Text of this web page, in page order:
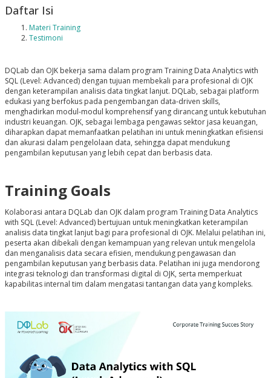
Daftar Isi
Materi Training
Testimoni
DQLab dan OJK bekerja sama dalam program Training Data Analytics with
SQL (Level: Advanced)dengan tujuan membekali para profesional di OJK
dengan keterampilan analisis data tingkat lanjut. DQLab, sebagai platform
edukasi yang berfokus pada pengembangan data-driven skills,
menghadirkan modul-modul komprehensif yang dirancang untuk kebutuhan
industri keuangan. OJK, sebagai lembaga pengawas sektor jasa keuangan,
diharapkan dapat memanfaatkan pelatihan ini untuk meningkatkan efisiensi
dan akurasi dalam pengelolaan data, sehingga dapat mendukung
pengambilan keputusan yang lebih cepat dan berbasis data.
Training Goals
Kolaborasi antara DQLab dan OJK dalam program Training Data Analytics
with SQL (Level: Advanced)bertujuan untuk meningkatkan keterampilan
analisis data tingkat lanjut bagi para profesional di OJK. Melalui pelatihan ini,
peserta akan dibekali dengan kemampuan yang relevan untuk mengelola
dan menganalisis data secara efisien, mendukung pengawasan dan
pengambilan keputusan yang berbasis data. Pelatihan ini juga mendorong
integrasi teknologi dan transformasi digital di OJK, serta memperkuat
kapabilitas internal tim dalam mengatasi tantangan data yang kompleks.